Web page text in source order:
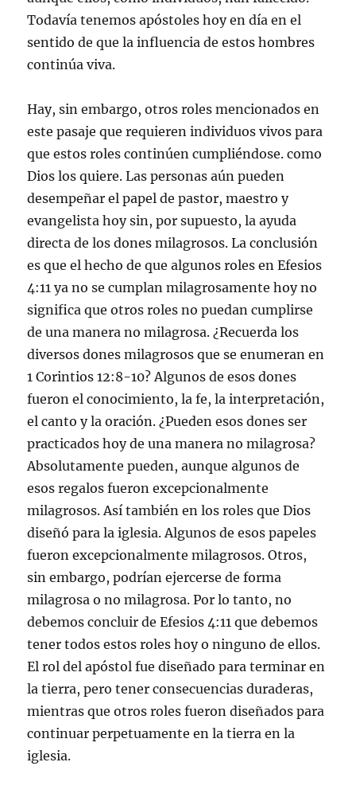
Todavía tenemos apóstoles hoy en día en el
sentido de que la influencia de estos hombres
continúa viva.
Hay, sin embargo, otros roles mencionados en
este pasaje que requieren individuos vivos para
que estos roles continúen cumpliéndose. como
Dios los quiere. Las personas aún pueden
desempeñar el papel de pastor, maestro y
evangelista hoy sin, por supuesto, la ayuda
directa de los dones milagrosos. La conclusión
es que el hecho de que algunos roles en Efesios
4:11 ya no se cumplan milagrosamente hoy no
significa que otros roles no puedan cumplirse
de una manera no milagrosa. ¿Recuerda los
diversos dones milagrosos que se enumeran en
1 Corintios 12:8-10? Algunos de esos dones
fueron el conocimiento, la fe, la interpretación,
el canto y la oración. ¿Pueden esos dones ser
practicados hoy de una manera no milagrosa?
Absolutamente pueden, aunque algunos de
esos regalos fueron excepcionalmente
milagrosos. Así también en los roles que Dios
diseñó para la iglesia. Algunos de esos papeles
fueron excepcionalmente milagrosos. Otros,
sin embargo, podrían ejercerse de forma
milagrosa o no milagrosa. Por lo tanto, no
debemos concluir de Efesios 4:11 que debemos
tener todos estos roles hoy o ninguno de ellos.
El rol del apóstol fue diseñado para terminar en
la tierra, pero tener consecuencias duraderas,
mientras que otros roles fueron diseñados para
continuar perpetuamente en la tierra en la
iglesia.